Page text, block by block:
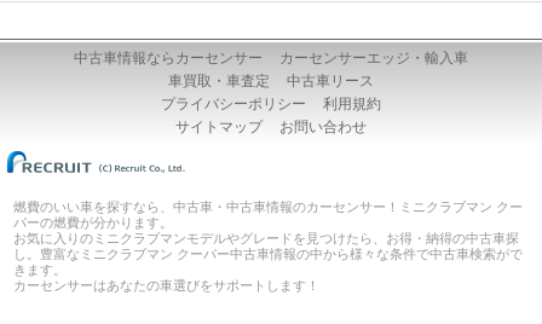
中古車情報ならカーセンサー
カーセンサーエッジ・輸入車
車買取・車査定
中古車リース
プライバシーポリシー
利用規約
サイトマップ
お問い合わせ
燃費のいい車を探すなら、中古車・中古車情報のカーセンサー！ミニクラブマン クー
パーの燃費が分かります。
お気に入りのミニクラブマンモデルやグレードを見つけたら、お得・納得の中古車探
し。豊富なミニクラブマン クーパー中古車情報の中から様々な条件で中古車検索がで
きます。
カーセンサーはあなたの車選びをサポートします！